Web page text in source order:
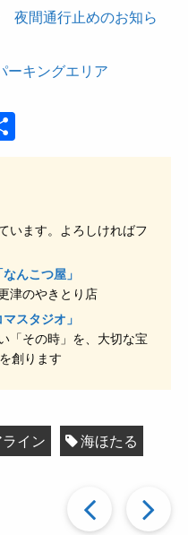
夜間通行止めのお知ら
ーキングエリア
有
います。よろしければフ
んこつ屋」
津のやきとり店
スタジオ」
「その時」を、大切な宝
創ります
イン 海ほたる
過